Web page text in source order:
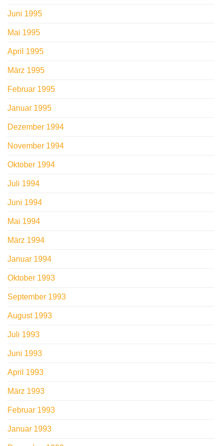
Juni 1995
Mai 1995
April 1995
März 1995
Februar 1995
Januar 1995
Dezember 1994
November 1994
Oktober 1994
Juli 1994
Juni 1994
Mai 1994
März 1994
Januar 1994
Oktober 1993
September 1993
August 1993
Juli 1993
Juni 1993
April 1993
März 1993
Februar 1993
Januar 1993